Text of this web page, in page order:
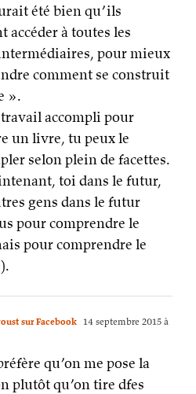
été bien qu’ils
accéder à toutes les
pour mieux
comment se construit
».
accompli pour
un livre, tu peux le
selon plein de facettes.
toi dans le futur,
gens dans le futur
pour comprendre le
pour comprendre le
sur Facebook 14 septembre 2015 à
qu’on me pose la
plutôt qu’on tire dfes